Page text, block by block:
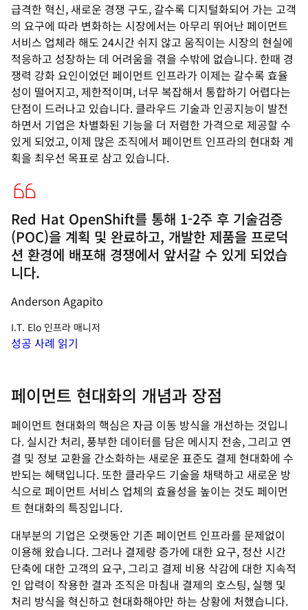
급격한 혁신, 새로운 경쟁 구도, 갈수록 디지털화되어 가는 고객
의 요구에 따라 변화하는 시장에서는 아무리 뛰어난 페이먼트
서비스 업체라 해도 24시간 쉬지 않고 움직이는 시장의 현실에
적응하고 성장하는 데 어려움을 겪을 수밖에 없습니다. 한때 경
쟁력 강화 요인이었던 페이먼트 인프라가 이제는 갈수록 효율
성이 떨어지고, 제한적이며, 너무 복잡해서 통합하기 어렵다는
단점이 드러나고 있습니다. 클라우드 기술과 인공지능이 발전
하면서 기업은 차별화된 기능을 더 저렴한 가격으로 제공할 수
있게 되었고, 이제 많은 조직에서 페이먼트 인프라의 현대화 계
획을 최우선 목표로 삼고 있습니다.
Red Hat OpenShift를 통해 1-2주 후 기술검증
(POC)을 계획 및 완료하고, 개발한 제품을 프로덕
션 환경에 배포해 경쟁에서 앞서갈 수 있게 되었습
니다.
Anderson Agapito
I.T. Elo 인프라 매니저
성공 사례 읽기
페이먼트 현대화의 개념과 장점
페이먼트 현대화의 핵심은 자금 이동 방식을 개선하는 것입니
다. 실시간 처리, 풍부한 데이터를 담은 메시지 전송, 그리고 연
결 및 정보 교환을 간소화하는 새로운 표준도 결제 현대화에 수
반되는 혜택입니다. 또한 클라우드 기술을 채택하고 새로운 방
식으로 페이먼트 서비스 업체의 효율성을 높이는 것도 페이먼
트 현대화의 특징입니다.
대부분의 기업은 오랫동안 기존 페이먼트 인프라를 문제없이
이용해 왔습니다. 그러나 결제량 증가에 대한 요구, 정산 시간
단축에 대한 고객의 요구, 그리고 결제 비용 삭감에 대한 지속적
인 압력이 작용한 결과 조직은 마침내 결제의 호스팅, 실행 및
처리 방식을 혁신하고 현대화해야만 하는 상황에 처했습니다.